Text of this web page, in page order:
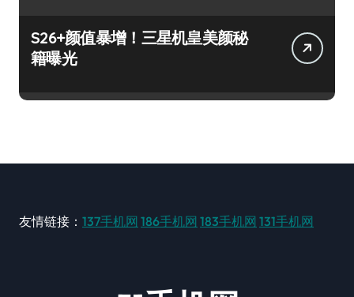
S26+颜值暴增！三星机皇美颜秘
籍曝光
友情链接： 137手机网 186手机网 183手机网 131手机网